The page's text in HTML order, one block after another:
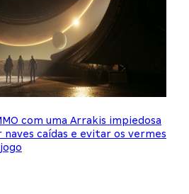
com uma Arrakis impiedosa
naves caídas e evitar os vermes